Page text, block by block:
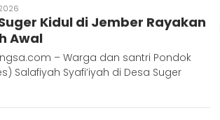
Kidul di Jember Rayakan
Awal
– Warga dan santri Pondok
Salafiyah Syafi’iyah di Desa Suger